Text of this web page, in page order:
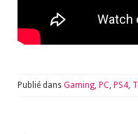
Publié dans Gaming, PC, PS4,